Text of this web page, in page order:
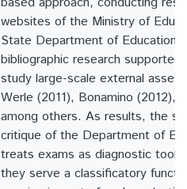
websites of the Ministry of
State Department of Education,
bibliographic research
study large-scale external
Werle (2011), Bonamino (2012),
among others. As results, the
critique of the Department of
treats exams as diagnostic
they serve a classificatory